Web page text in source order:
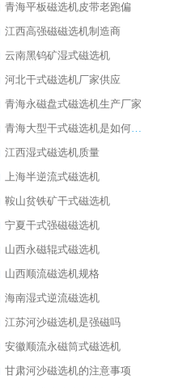
青海平板磁选机皮带老跑偏
江西高强磁磁选机制造商
云南黑钨矿湿式磁选机
河北干式磁选机厂家供应
青海永磁盘式磁选机生产厂家
青海大型干式磁选机是如何选矿的
江西湿式磁选机质量
上海半逆流式磁选机
鞍山贫铁矿干式磁选机
宁夏干式强磁磁选机
山西永磁辊式磁选机
山西顺流磁选机规格
海南湿式逆流磁选机
江苏河沙磁选机是强磁吗
安徽顺流永磁筒式磁选机
甘肃河沙磁选机的注意事项